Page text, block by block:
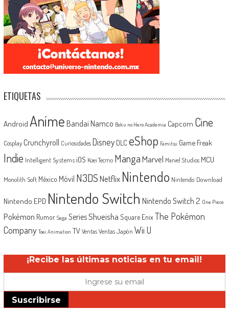
ETIQUETAS
Android Anime Bandai Namco Boku no Hero Academia Capcom Cine
Cosplay Crunchyroll Curiosidades Disney DLC eShop Famitsu Game Freak
Indie Intelligent Systems iOS Koei Tecmo MangaMarvel Marvel Studios MCU
Monolith Soft México Móvil N3DSNetflix Nintendo Nintendo Download
Nintendo EPD Nintendo Switch Nintendo Switch 2 One Piece
Pokémon Rumor Sega SeriesShueisha Square EnixThe Pokémon
Company Toei Animation TV Ventas Ventas Japón Wii U
¡Recibe las últimas noticias en tu email!
Suscribirse